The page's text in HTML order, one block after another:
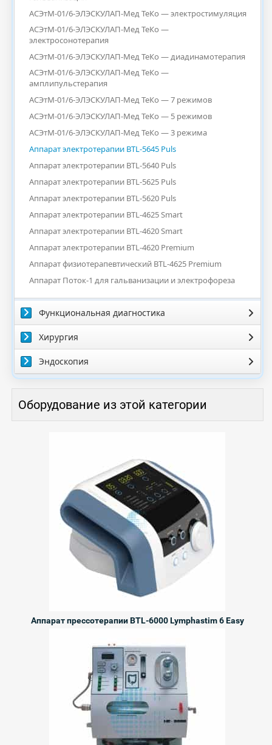
АСЭтМ-01/6-ЭЛЭСКУЛАП-Мед ТеКо — электростимуляция
АСЭтМ-01/6-ЭЛЭСКУЛАП-Мед ТеКо —
электросонотерапия
АСЭтМ-01/6-ЭЛЭСКУЛАП-Мед ТеКо — диадинамотерапия
АСЭтМ-01/6-ЭЛЭСКУЛАП-Мед ТеКо —
амплипульстерапия
АСЭтМ-01/6-ЭЛЭСКУЛАП-Мед ТеКо — 7 режимов
АСЭтМ-01/6-ЭЛЭСКУЛАП-Мед ТеКо — 5 режимов
АСЭтМ-01/6-ЭЛЭСКУЛАП-Мед ТеКо — 3 режима
Аппарат электротерапии BTL-5645 Puls
Аппарат электротерапии BTL-5640 Puls
Аппарат электротерапии BTL-5625 Puls
Аппарат электротерапии BTL-5620 Puls
Аппарат электротерапии BTL-4625 Smart
Аппарат электротерапии BTL-4620 Smart
Аппарат электротерапии BTL-4620 Premium
Аппарат физиотерапевтический BTL-4625 Premium
Аппарат Поток-1 для гальванизации и электрофореза
Функциональная диагностика
Хирургия
Эндоскопия
Оборудование из этой категории
Аппарат прессотерапии BTL-6000 Lymphastim 6 Easy